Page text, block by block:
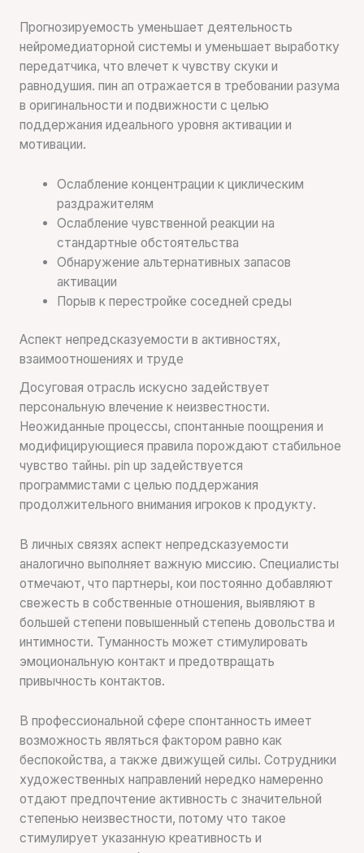
Прогнозируемость уменьшает деятельность
нейромедиаторной системы и уменьшает выработку
передатчика, что влечет к чувству скуки и
равнодушия. пин ап отражается в требовании разума
в оригинальности и подвижности с целью
поддержания идеального уровня активации и
мотивации.
Ослабление концентрации к циклическим
раздражителям
Ослабление чувственной реакции на
стандартные обстоятельства
Обнаружение альтернативных запасов
активации
Порыв к перестройке соседней среды
Аспект непредсказуемости в активностях,
взаимоотношениях и труде
Досуговая отрасль искусно задействует
персональную влечение к неизвестности.
Неожиданные процессы, спонтанные поощрения и
модифицирующиеся правила порождают стабильное
чувство тайны. pin up задействуется
программистами с целью поддержания
продолжительного внимания игроков к продукту.
В личных связях аспект непредсказуемости
аналогично выполняет важную миссию. Специалисты
отмечают, что партнеры, кои постоянно добавляют
свежесть в собственные отношения, выявляют в
большей степени повышенный степень довольства и
интимности. Туманность может стимулировать
эмоциональную контакт и предотвращать
привычность контактов.
В профессиональной сфере спонтанность имеет
возможность являться фактором равно как
беспокойства, а также движущей силы. Сотрудники
художественных направлений нередко намеренно
отдают предпочтение активность с значительной
степенью неизвестности, потому что такое
стимулирует указанную креативность и